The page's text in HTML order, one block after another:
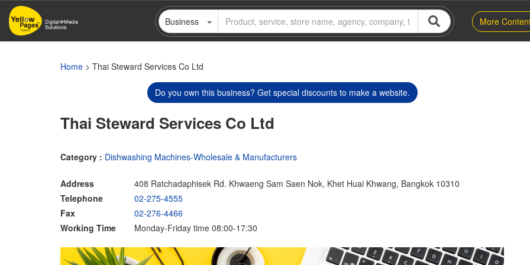
Skip
main
Business More
Home > Thai Steward Services Co Ltd
Do you own this business? Get special discounts to make a website.
Thai Steward Services Co Ltd
Category : Dishwashing Machines-Wholesale & Manufacturers
Address
408 Ratchadaphisek Rd. Khwaeng Sam Saen Nok, Khet Huai Khwang, Bangkok 10310
Telephone
02-275-4555
Fax
02-276-4466
Working Time
Monday-Friday time 08:00-17:30